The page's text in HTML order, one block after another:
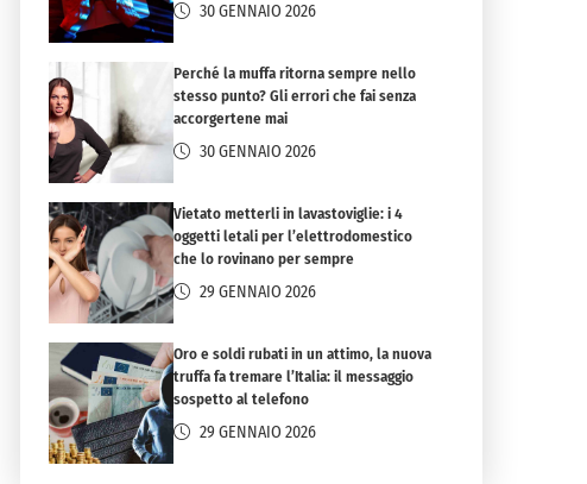
30 GENNAIO 2026
Perché la muffa ritorna sempre nello
stesso punto? Gli errori che fai senza
accorgertene mai
30 GENNAIO 2026
Vietato metterli in lavastoviglie: i 4
oggetti letali per l’elettrodomestico
che lo rovinano per sempre
29 GENNAIO 2026
Oro e soldi rubati in un attimo, la nuova
truffa fa tremare l’Italia: il messaggio
sospetto al telefono
29 GENNAIO 2026